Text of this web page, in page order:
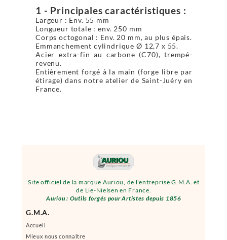
Site officiel de la marque Auriou, de l'entreprise G.M.A. et
de Lie-Nielsen en France.
Auriou : Outils forgés pour Artistes depuis 1856
G.M.A.
Accueil
Mieux nous connaître
1 - Principales caractéristiques :
Largeur : Env. 55 mm
Longueur totale : env. 250 mm
Corps octogonal : Env. 20 mm, au plus épais.
Emmanchement cylindrique Ø 12,7 x 55.
Acier extra-fin au carbone (C70), trempé-
revenu.
Entièrement forgé à la main (forge libre par
étirage) dans notre atelier de Saint-Juéry en
France.